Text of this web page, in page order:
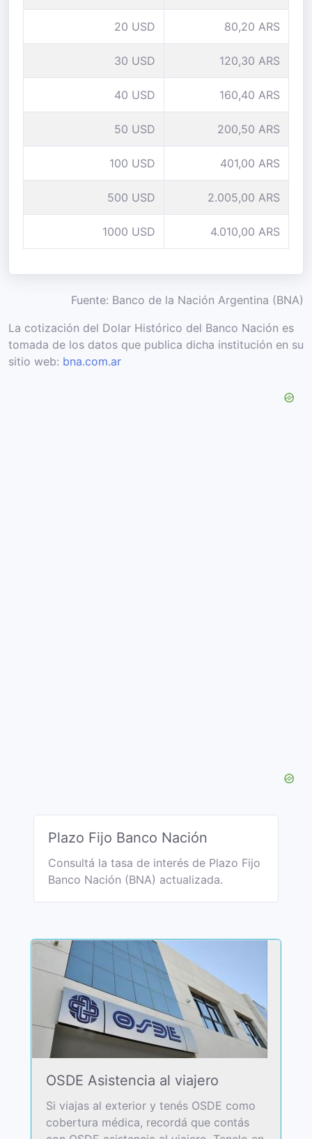
20 USD 80,20 ARS
30 USD 120,30 ARS
40 USD 160,40 ARS
50 USD 200,50 ARS
100 USD 401,00 ARS
500 USD 2.005,00 ARS
1000 USD 4.010,00 ARS
Fuente: Banco de la Nación Argentina (BNA)
La cotización del Dolar Histórico del Banco Nación es
tomada de los datos que publica dicha institución en su
sitio web: bna.com.ar
Plazo Fijo Banco Nación
Consultá la tasa de interés de Plazo Fijo
Banco Nación (BNA) actualizada.
OSDE Asistencia al viajero
Si viajas al exterior y tenés OSDE como
cobertura médica, recordá que contás